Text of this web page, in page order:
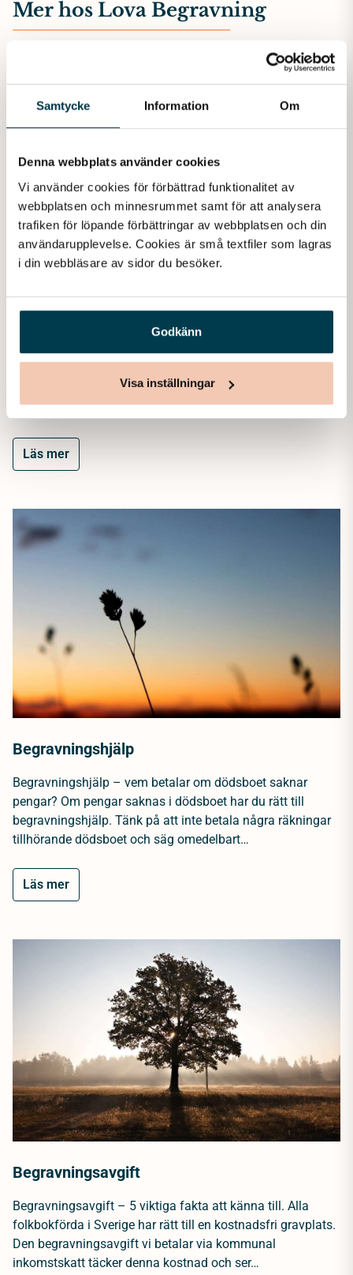
Samtycke Information Om
Denna webbplats använder cookies
Vi använder cookies för förbättrad funktionalitet av
webbplatsen och minnesrummet samt för att analysera
trafiken för löpande förbättringar av webbplatsen och din
användarupplevelse. Cookies är små textfiler som lagras
i din webbläsare av sidor du besöker.
Godkänn
Visa inställningar
Mer hos Lova Begravning
Juridik
Juridik vid dödsfall – viktiga tjänster att känna till. I
uppstår ofta frågor kring dödsbo, juridik och ekonomi. Det
finns…
Läs mer
Begravningshjälp
Begravningshjälp – vem betalar om dödsboet saknar
pengar? Om pengar saknas i dödsboet har du rätt till
begravningshjälp. Tänk på att inte betala några räkningar
tillhörande dödsboet och säg omedelbart…
Läs mer
Begravningsavgift
Begravningsavgift – 5 viktiga fakta att känna till. Alla
folkbokförda i Sverige har rätt till en kostnadsfri gravplats.
Den begravningsavgift vi betalar via kommunal
inkomstskatt täcker denna kostnad och ser…